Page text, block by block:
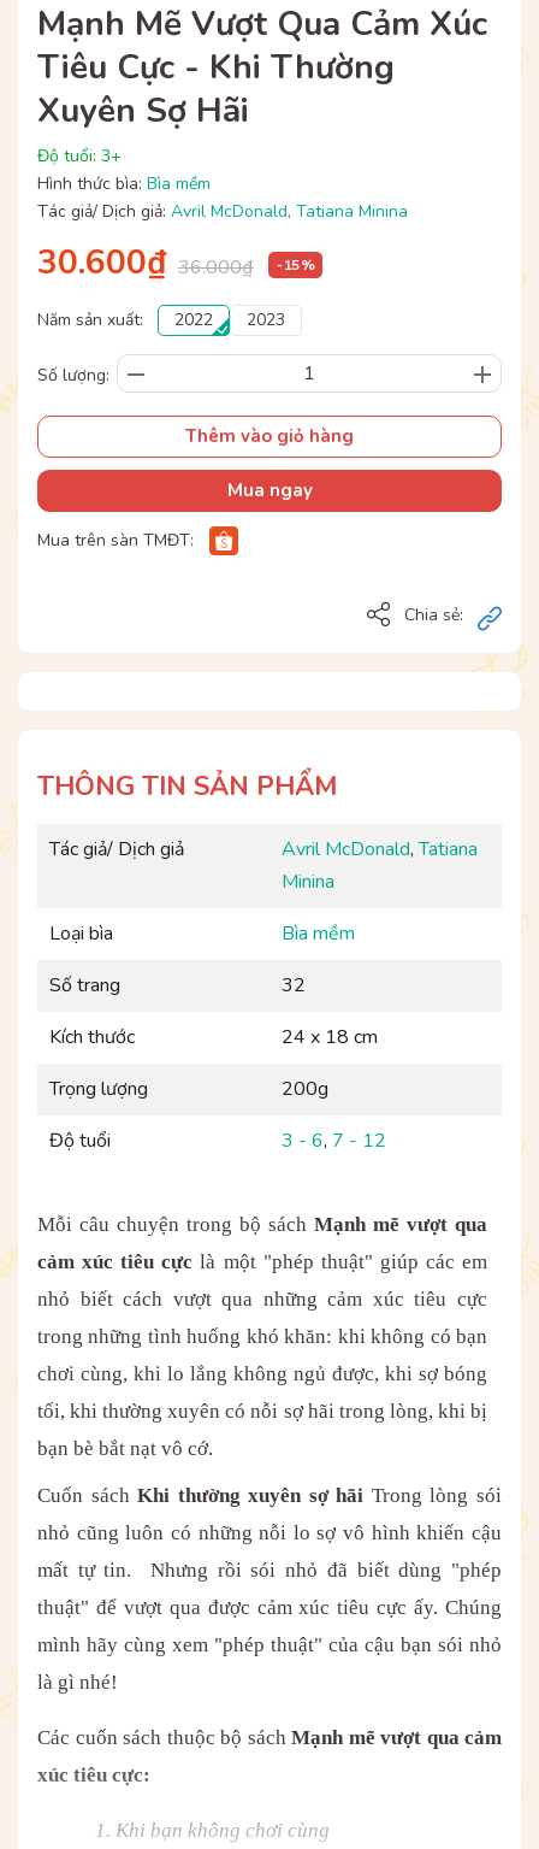
Mạnh Mẽ Vượt Qua Cảm Xúc
Tiêu Cực - Khi Thường
Xuyên Sợ Hãi
Độ tuổi: 3+
Hình thức bìa: Bìa mềm
Tác giả/ Dịch giả: Avril McDonald, Tatiana Minina
30.600₫ 36.000₫ - 15 %
Năm sản xuất: 2022 2023
Số lượng:
Thêm vào giỏ hàng
Mua ngay
Mua trên sàn TMĐT:
Chia sẻ:
THÔNG TIN SẢN PHẨM
Tác giả/ Dịch giả Avril McDonald, Tatiana
Minina
Loại bìa
Bìa mềm
Số trang
32
Kích thước
24 x 18 cm
Trọng lượng
200g
Độ tuổi
3 - 6, 7 - 12
Mỗi câu chuyện trong bộ sách Mạnh mẽ vượt qua
cảm xúc tiêu cực là một "phép thuật" giúp các em
nhỏ biết cách vượt qua những cảm xúc tiêu cực
trong những tình huống khó khăn: khi không có bạn
chơi cùng, khi lo lắng không ngủ được, khi sợ bóng
tối, khi thường xuyên có nỗi sợ hãi trong lòng, khi bị
bạn bè bắt nạt vô cớ.
Cuốn sáchKhi thường xuyên sợ hãi Trong lòng sói
nhỏ cũng luôn có những nỗi lo sợ vô hình khiến cậu
mất tự tin. Nhưng rồi sói nhỏ đã biết dùng "phép
thuật" để vượt qua được cảm xúc tiêu cực ấy. Chúng
mình hãy cùng xem "phép thuật" của cậu bạn sói nhỏ
là gì nhé!
Các cuốn sách thuộc bộ sách Mạnh mẽ vượt qua cảm
xúc tiêu cực:
1. Khi bạn không chơi cùng